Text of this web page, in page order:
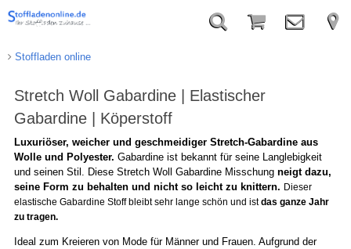
Stoffladen online
Stretch Woll Gabardine | Elastischer
Gabardine | Köperstoff
Luxuriöser, weicher und geschmeidiger Stretch-Gabardine aus
Wolle und Polyester. Gabardine ist bekannt für seine Langlebigkeit
und seinen Stil. Diese Stretch Woll Gabardine Misschung neigt dazu,
seine Form zu behalten und nicht so leicht zu knittern. Dieser
elastische Gabardine Stoff bleibt sehr lange schön und istdas ganze Jahr
zu tragen.
Ideal zum Kreieren von Mode für Männer und Frauen. Aufgrund der